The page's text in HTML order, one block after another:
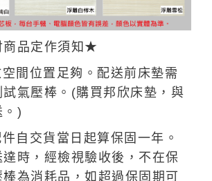
品定作須知★
間位置足夠。配送前床墊需
氣壓棒。(購買邦欣床墊，與
。)
自交貨當日起算保固一年。
時，經檢視驗收後，不在保
為消耗品，如超過保固期可